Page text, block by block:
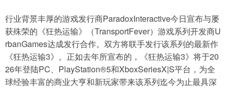
4399手机游戏网
行业背景丰厚的游戏发行商ParadoxInteractive今日宣布与屡
获殊荣的《狂热运输》（TransportFever）游戏系列开发商U
rbanGames达成发行合作。双方将联手发行该系列的最新作
《狂热运输3》。正如去年所宣布的，《狂热运输3》将于20
26年登陆PC、PlayStation®5和XboxSeriesX|S平台，为全
球经验丰富的商业大亨和新玩家带来该系列迄今为止最具深